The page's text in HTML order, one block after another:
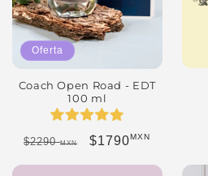
Oferta
Coach Open Road - EDT
100 ml
Precio habitual
$2290MXN Precio de oferta
$1790MXN